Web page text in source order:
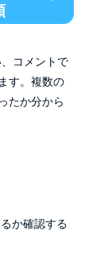
コメントで
す。複数の
たか分から
か確認する